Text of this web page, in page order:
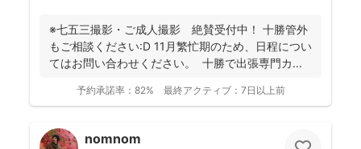
※七五三撮影・ご成人撮影 絶賛受付中！ 十勝管外
もご相談ください:D 11月繁忙期のため、日程につい
てはお問い合わせください。 十勝で出張専門カ...
予約承諾率： 82% 最終アクティブ： 7日以上前
nomnom